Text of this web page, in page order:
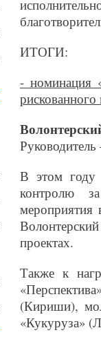
ИТОГИ:
- номинация
рискованного
В этом году
контролю
мероприятия
проектах.
Также к
(Кириши),
«Кукуруза»